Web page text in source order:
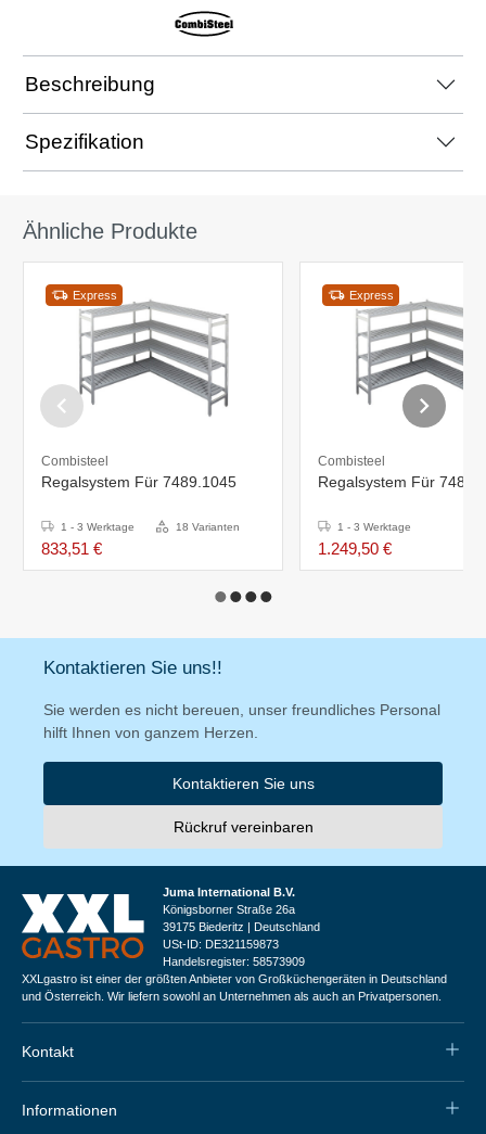
Beschreibung
Spezifikation
Ähnliche Produkte
Express
Combisteel
Regalsystem Für 7489.1045
1 - 3 Werktage 18 Varianten
833,51 €
Express
Combisteel
Regalsystem Für
1 - 3 Werktage
1.249,50 €
Kontaktieren Sie uns!!
Sie werden es nicht bereuen, unser freundliches Personal
hilft Ihnen von ganzem Herzen.
Kontaktieren Sie uns
Rückruf vereinbaren
Juma International B.V.
Königsborner Straße 26a
39175 Biederitz | Deutschland
USt-ID: DE321159873
Handelsregister: 58573909
XXLgastro ist einer der größten Anbieter von Großküchengeräten in Deutschland
und Österreich. Wir liefern sowohl an Unternehmen als auch an Privatpersonen.
Kontakt
Informationen